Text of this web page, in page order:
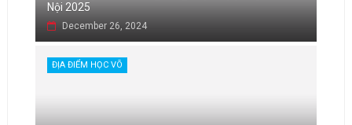
Nội 2025
December 26, 2024
ĐỊA ĐIỂM HỌC VÕ